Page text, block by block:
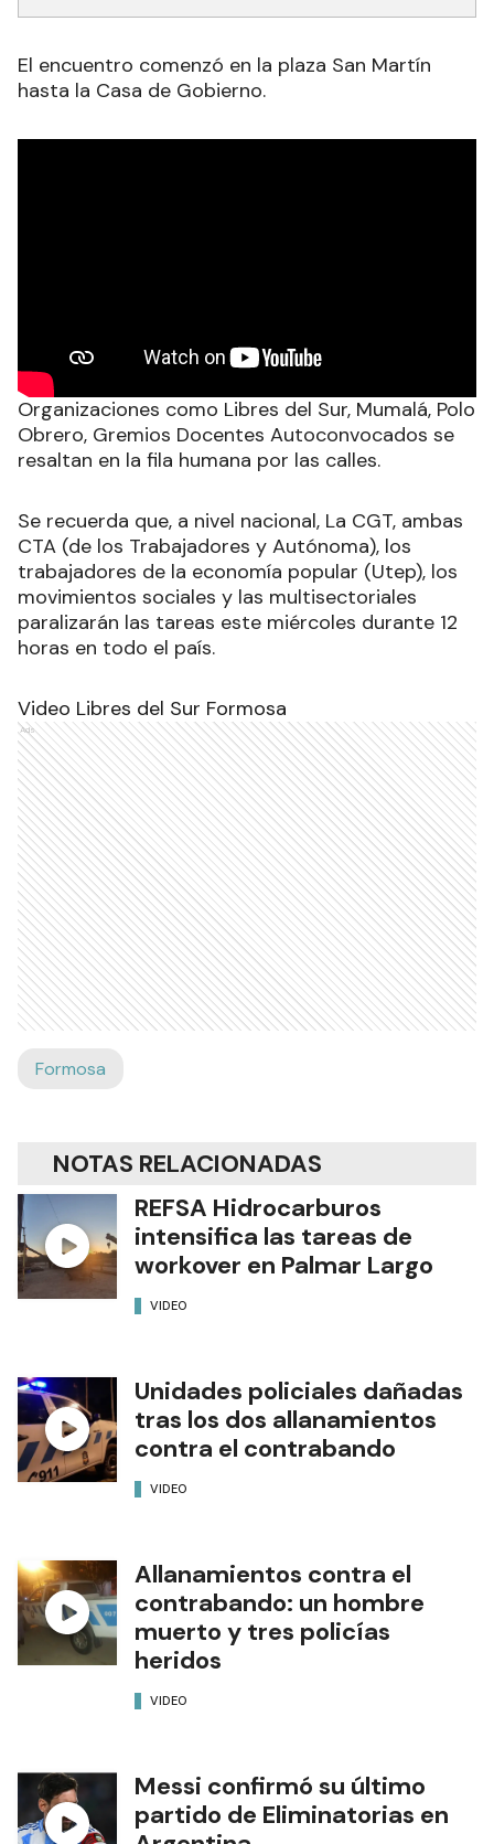
El encuentro comenzó en la plaza San Martín
hasta la Casa de Gobierno.
Organizaciones como Libres del Sur, Mumalá, Polo
Obrero, Gremios Docentes Autoconvocados se
resaltan en la fila humana por las calles.
Se recuerda que, a nivel nacional, La CGT, ambas
CTA (de los Trabajadores y Autónoma), los
trabajadores de la economía popular (Utep), los
movimientos sociales y las multisectoriales
paralizarán las tareas este miércoles durante 12
horas en todo el país.
Video Libres del Sur Formosa
Ads
Formosa
NOTAS RELACIONADAS
REFSA Hidrocarburos
intensifica las tareas de
workover en Palmar Largo
VIDEO
Unidades policiales dañadas
tras los dos allanamientos
contra el contrabando
VIDEO
Allanamientos contra el
contrabando: un hombre
muerto y tres policías
heridos
VIDEO
Messi confirmó su último
partido de Eliminatorias en